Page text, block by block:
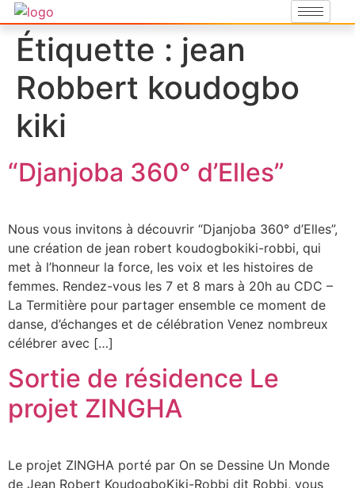
Étiquette : jean
Robbert koudogbo
kiki
“Djanjoba 360° d’Elles”
Nous vous invitons à découvrir “Djanjoba 360° d’Elles”,
une création de jean robert koudogbokiki-robbi, qui
met à l’honneur la force, les voix et les histoires de
femmes. Rendez-vous les 7 et 8 mars à 20h au CDC –
La Termitière pour partager ensemble ce moment de
danse, d’échanges et de célébration Venez nombreux
célébrer avec […]
Sortie de résidence Le
projet ZINGHA
Le projet ZINGHA porté par On se Dessine Un Monde
de Jean Robert KoudogboKiki-Robbi dit Robbi, vous